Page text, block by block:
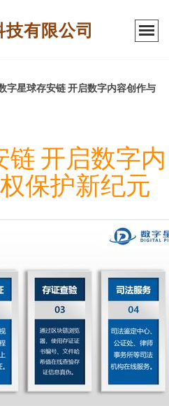
有限公司
字星球存安链 开启数字内容创作与
开启数字内
保护新纪元